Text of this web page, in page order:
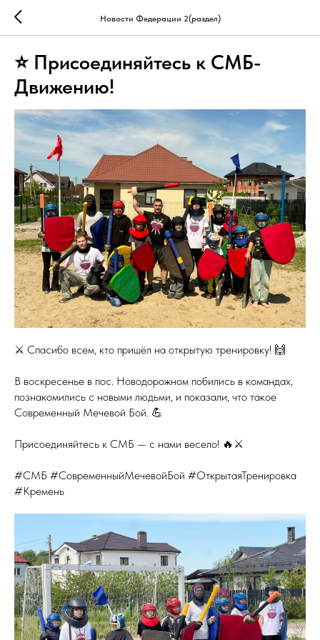
Новости Федерации 2(раздел)
⭐ Присоединяйтесь к СМБ-
Движению!
⚔️ Спасибо всем, кто пришёл на открытую тренировку! 🙌
В воскресенье в пос. Новодорожном побились в командах,
познакомились с новыми людьми, и показали, что такое
Современный Мечевой Бой. 💪
Присоединяйтесь к СМБ — с нами весело! 🔥⚔️
#СМБ #СовременныйМечевойБой #ОткрытаяТренировка
#Кремень